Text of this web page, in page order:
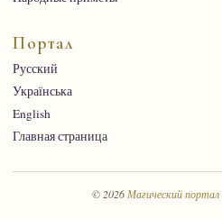
Портал
Русский
Українська
English
Главная страница
© 2026 Магический портал